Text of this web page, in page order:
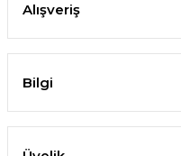
Alışveriş
Bilgi